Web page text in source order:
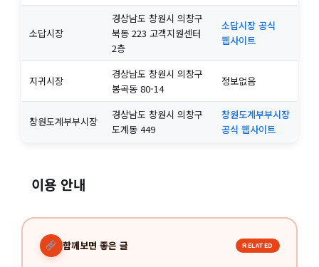
소답시장
경상남도 창원시 의창구
북동 223 고객지원센터
2층
소답시장 공식
웹사이트
지귀시장
경상남도 창원시 의창구
봉곡동 80-14
정보없음
창원도계부부시장
경상남도 창원시 의창구
도계동 449
창원도계부부시장
공식 웹사이트
이용 안내
함께보면 좋은 글 RELATED